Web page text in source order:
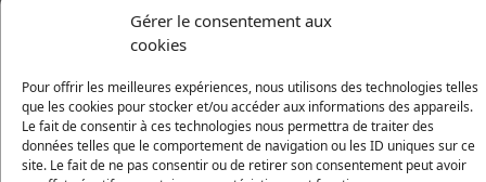
Gérer le consentement aux
cookies
Pour offrir les meilleures expériences, nous utilisons des technologies telles
que les cookies pour stocker et/ou accéder aux informations des appareils.
Le fait de consentir à ces technologies nous permettra de traiter des
données telles que le comportement de navigation ou les ID uniques sur ce
site. Le fait de ne pas consentir ou de retirer son consentement peut avoir
Participez à la communauté
OpenSource !
Remonter un bug sur Ubuntu
Vos commentaires, rapport de bug, patchs et suggestions